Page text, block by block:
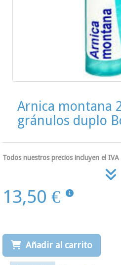
Arnica montana
gránulos duplo
Todos nuestros precios incluyen el IVA
13,50 €
Añadir al carrito